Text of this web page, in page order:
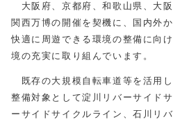
大阪府、京都府、和歌山県、大
関西万博の開催を契機に、国内外
快適に周遊できる環境の整備に向
境の充実に取り組んでいます。
既存の大規模自転車道等を活用
整備対象として淀川リバーサイド
ーサイドサイクルライン、石川リ